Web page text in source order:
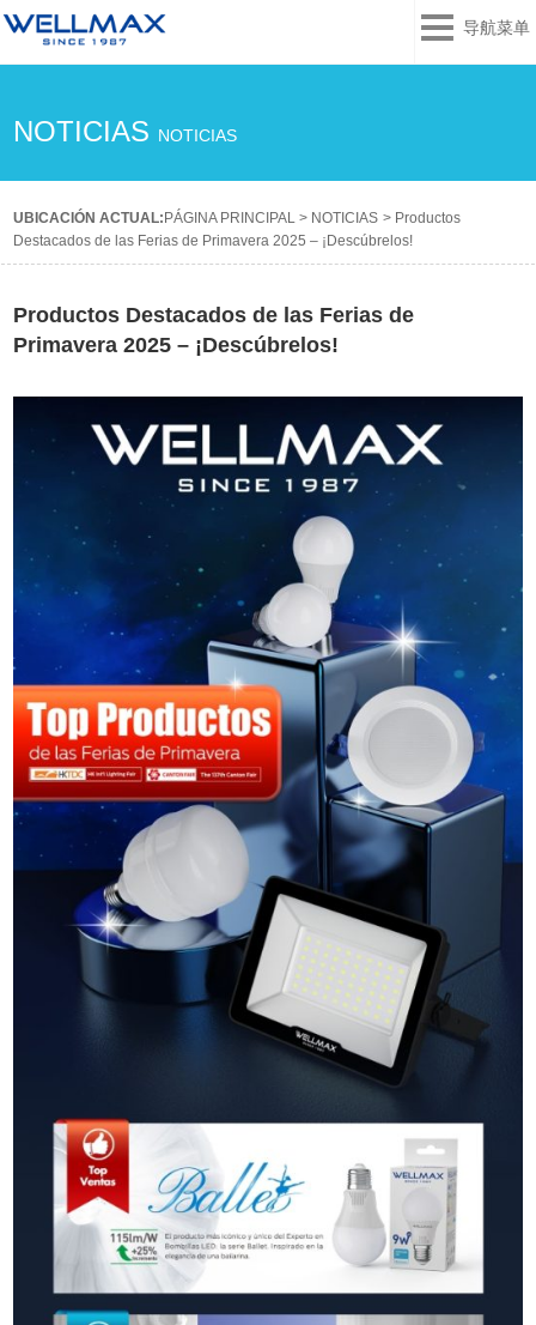
导航菜单
NOTICIAS NOTICIAS
UBICACIÓN ACTUAL: PÁGINA PRINCIPAL > NOTICIAS > Productos
Destacados de las Ferias de Primavera 2025 – ¡Descúbrelos!
Productos Destacados de las Ferias de
Primavera 2025 – ¡Descúbrelos!